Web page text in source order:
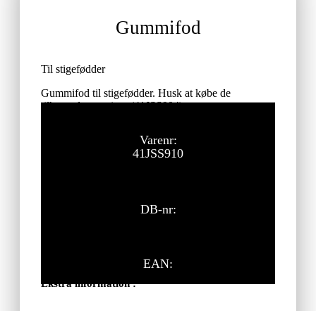
Gummifod
Til stigefødder
Gummifod til stigefødder. Husk at købe de
tilhørende popnitter (41JSS904)
Varenr:
41JSS910
DB-nr:
EAN:
Ekstra information :